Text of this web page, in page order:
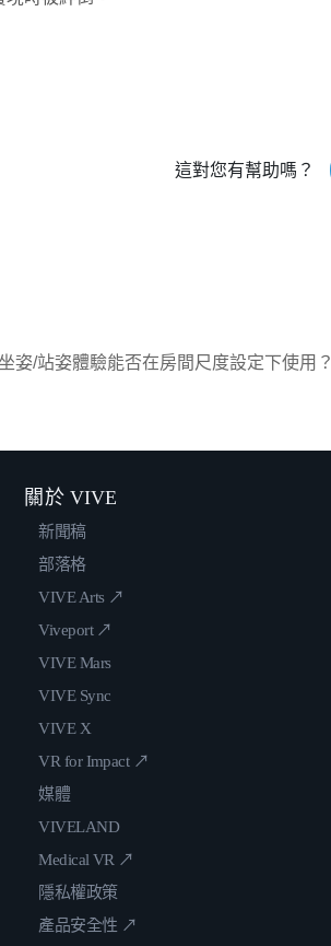
這對您有幫助嗎？
姿/站姿體驗能否在房間尺度設定下使用？
關於 VIVE
新聞稿
部落格
VIVE Arts ↗
Viveport ↗
VIVE Mars
VIVE Sync
VIVE X
VR for Impact ↗
媒體
VIVELAND
Medical VR ↗
隱私權政策
產品安全性 ↗